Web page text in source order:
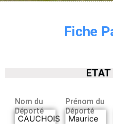
Fiche
ETAT
Nom du
Déporté
CAUCHOIS
Prénom du
Déporté
Maurice